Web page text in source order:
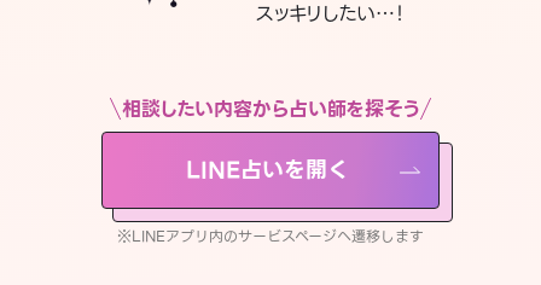
スッキリしたい…！
相談したい内容から占い師を探そう
LINE占いを開く
※LINEアプリ内のサービスページへ遷移します